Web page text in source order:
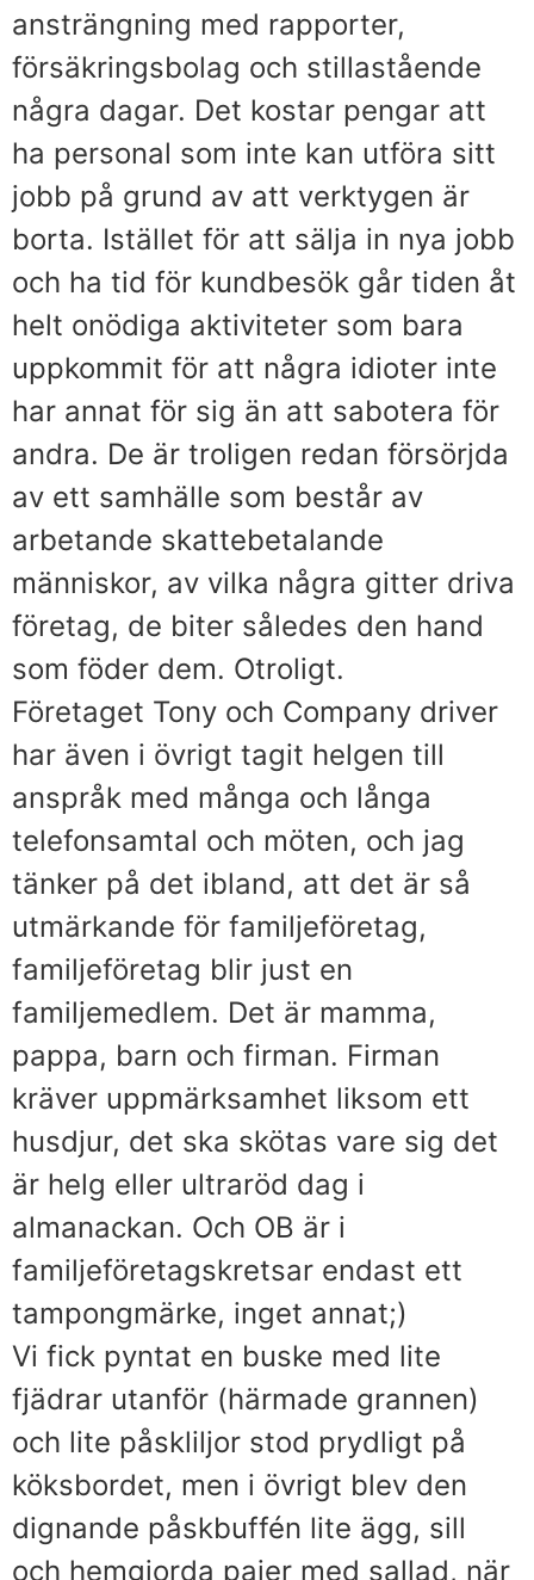
ansträngning med rapporter,
försäkringsbolag och stillastående
några dagar. Det kostar pengar att
ha personal som inte kan utföra sitt
jobb på grund av att verktygen är
borta. Istället för att sälja in nya jobb
och ha tid för kundbesök går tiden åt
helt onödiga aktiviteter som bara
uppkommit för att några idioter inte
har annat för sig än att sabotera för
andra. De är troligen redan försörjda
av ett samhälle som består av
arbetande skattebetalande
människor, av vilka några gitter driva
företag, de biter således den hand
som föder dem. Otroligt.
Företaget Tony och Company driver
har även i övrigt tagit helgen till
anspråk med många och långa
telefonsamtal och möten, och jag
tänker på det ibland, att det är så
utmärkande för familjeföretag,
familjeföretag blir just en
familjemedlem. Det är mamma,
pappa, barn och firman. Firman
kräver uppmärksamhet liksom ett
husdjur, det ska skötas vare sig det
är helg eller ultraröd dag i
almanackan. Och OB är i
familjeföretagskretsar endast ett
tampongmärke, inget annat;)
Vi fick pyntat en buske med lite
fjädrar utanför (härmade grannen)
och lite påskliljor stod prydligt på
köksbordet, men i övrigt blev den
dignande påskbuffén lite ägg, sill
och hemgjorda pajer med sallad, när